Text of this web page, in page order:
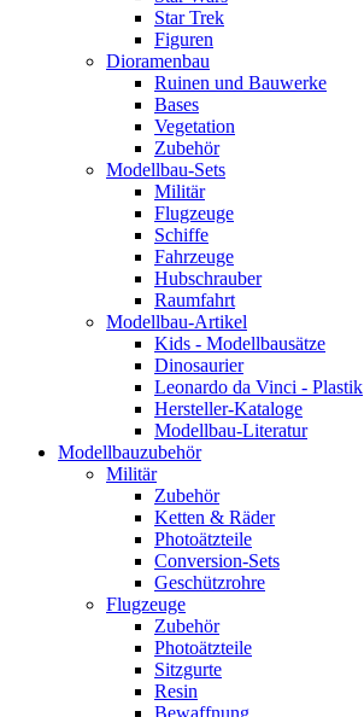
Star Trek
Figuren
Dioramenbau
Ruinen und Bauwerke
Bases
Vegetation
Zubehör
Modellbau-Sets
Militär
Flugzeuge
Schiffe
Fahrzeuge
Hubschrauber
Raumfahrt
Modellbau-Artikel
Kids - Modellbausätze
Dinosaurier
Leonardo da Vinci - Plastik
Hersteller-Kataloge
Modellbau-Literatur
Modellbauzubehör
Militär
Zubehör
Ketten & Räder
Photoätzteile
Conversion-Sets
Geschützrohre
Flugzeuge
Zubehör
Photoätzteile
Sitzgurte
Resin
Bewaffnung